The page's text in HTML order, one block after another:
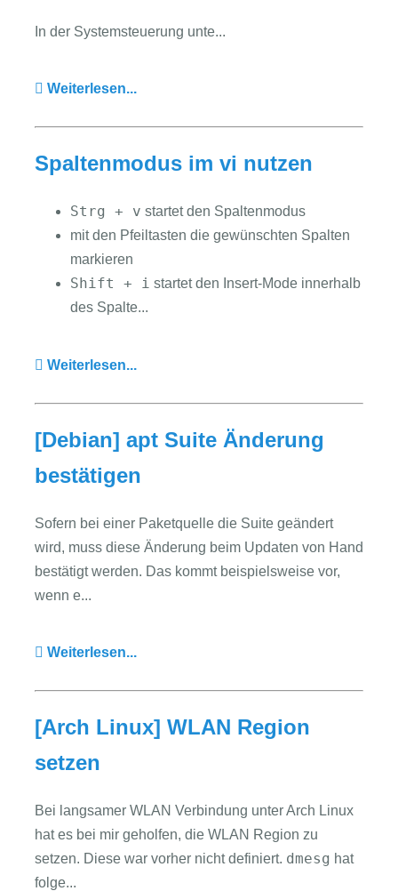
In der Systemsteuerung unte...
Weiterlesen...
Spaltenmodus im vi nutzen
Strg + v startet den Spaltenmodus
mit den Pfeiltasten die gewünschten Spalten
markieren
Shift + i startet den Insert-Mode innerhalb
des Spalte...
Weiterlesen...
[Debian] apt Suite Änderung
bestätigen
Sofern bei einer Paketquelle die Suite geändert
wird, muss diese Änderung beim Updaten von Hand
bestätigt werden. Das kommt beispielsweise vor,
wenn e...
Weiterlesen...
[Arch Linux] WLAN Region
setzen
Bei langsamer WLAN Verbindung unter Arch Linux
hat es bei mir geholfen, die WLAN Region zu
setzen. Diese war vorher nicht definiert. dmesg hat
folge...